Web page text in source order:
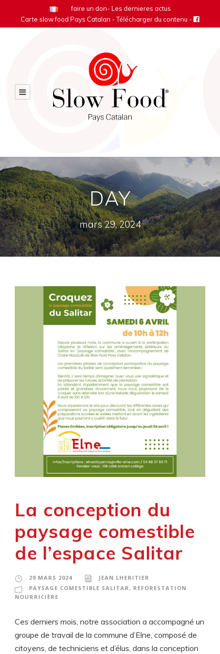
faire un don- Les dernieres actus
Carte slow food Pays Catalan - Télécharger du contenu -
DAY
mars 29, 2024
La conception du
paysage comestible
de l’espace Salitar
29 MARS 2024
JEAN LHERITIER
PAYSAGE COMESTIBLE SALITAR, REFORESTATION
NOURRICIÈRE
Ces derniers mois, notre association a accompagné un
groupe de travail de la commune d’Elne, composé de
citoyens, de techniciens et d’élus, dans la conception